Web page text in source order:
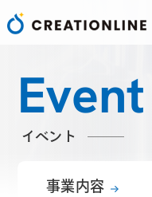
Event
イベント
事業内容